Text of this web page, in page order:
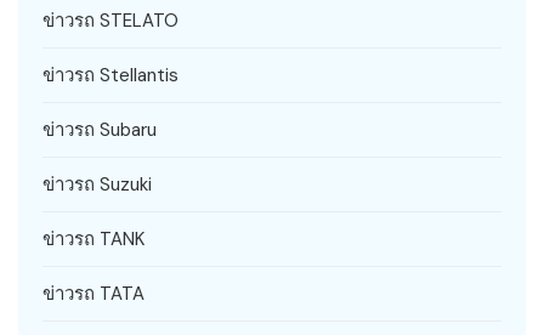
ข่าวรถ STELATO
ข่าวรถ Stellantis
ข่าวรถ Subaru
ข่าวรถ Suzuki
ข่าวรถ TANK
ข่าวรถ TATA